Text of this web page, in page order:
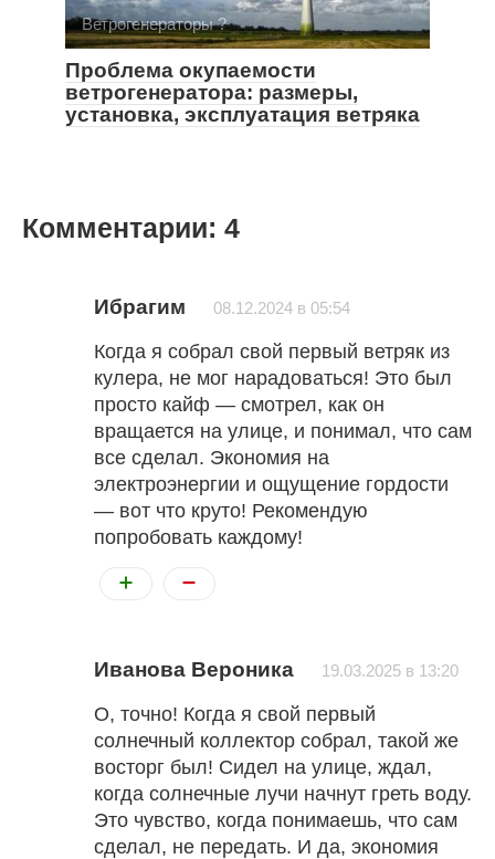
Ветрогенераторы ?
Проблема окупаемости
ветрогенератора: размеры,
установка, эксплуатация ветряка
Комментарии: 4
Ибрагим 08.12.2024 в 05:54
Когда я собрал свой первый ветряк из
кулера, не мог нарадоваться! Это был
просто кайф — смотрел, как он
вращается на улице, и понимал, что сам
все сделал. Экономия на
электроэнергии и ощущение гордости
— вот что круто! Рекомендую
попробовать каждому!
Иванова Вероника 19.03.2025 в 13:20
О, точно! Когда я свой первый
солнечный коллектор собрал, такой же
восторг был! Сидел на улице, ждал,
когда солнечные лучи начнут греть воду.
Это чувство, когда понимаешь, что сам
сделал, не передать. И да, экономия